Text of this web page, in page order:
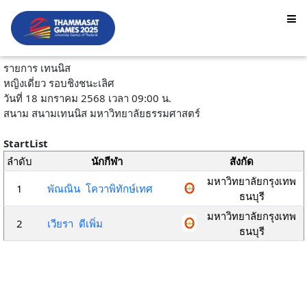
รายการ เทนนิส
หญิงเดี่ยว รอบชิงชนะเลิศ
วันที่ 18 มกราคม 2568 เวลา 09:00 น.
สนาม สนามเทนนิส มหาวิทยาลัยธรรมศาสตร์
StartList
ลำดับ
นักกีฬา
สังกัด
1
พัณณิน โควาพิทักษ์เทศ
มหาวิทยาลัยกรุงเทพ
ธนบุรี
2
เวียรา ดีเพิ่ม
มหาวิทยาลัยกรุงเทพ
ธนบุรี